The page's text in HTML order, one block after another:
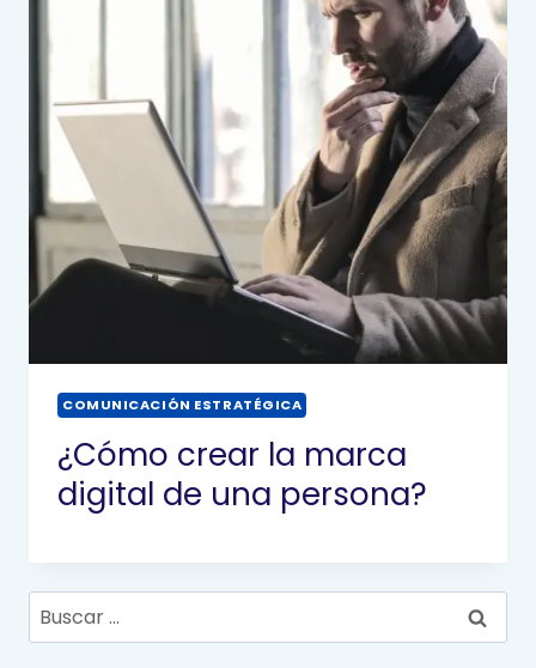
COMUNICACIÓN ESTRATÉGICA
¿Cómo crear la marca
digital de una persona?
Buscar: